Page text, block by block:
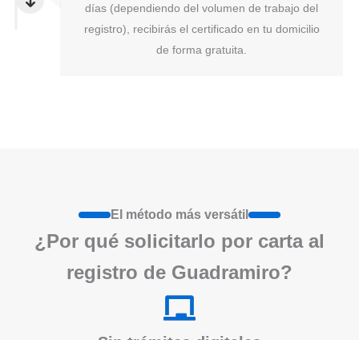
días (dependiendo del volumen de trabajo del
registro), recibirás el certificado en tu domicilio
de forma gratuita.
El método más versátil
¿Por qué solicitarlo por carta al
registro de Guadramiro?